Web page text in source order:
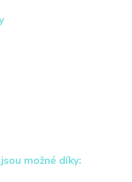
možné díky: